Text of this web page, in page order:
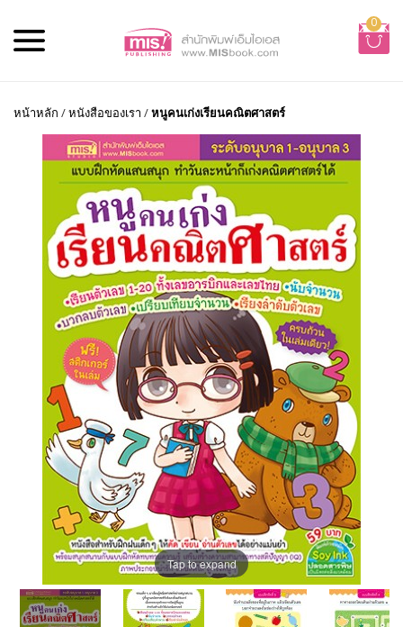
0
หน้าหลัก /หนังสือของเรา /หนูคนเก่งเรียนคณิตศาสตร์
Tap to expand